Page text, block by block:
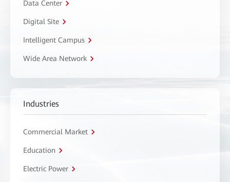
Data Center
Digital Site
Intelligent Campus
Wide Area Network
Industries
Commercial Market
Education
Electric Power